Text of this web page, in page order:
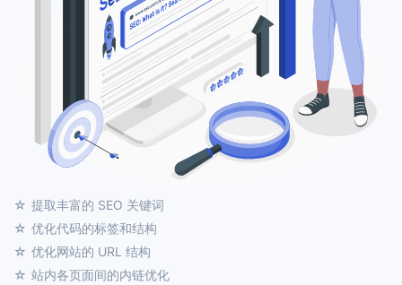
提取丰富的 SEO 关键词
优化代码的标签和结构
优化网站的 URL 结构
站内各页面间的内链优化